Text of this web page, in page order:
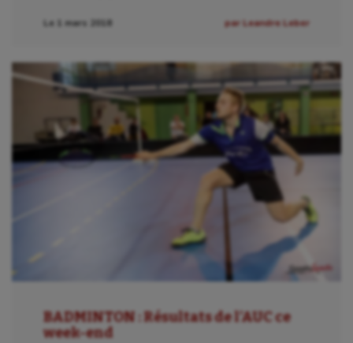
Le 1 mars 2018 par Leandre Leber
BADMINTON : Résultats de l’AUC ce
week-end